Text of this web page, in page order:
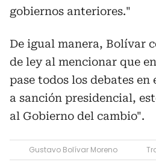
gobiernos anteriores."
De igual manera, Bolívar
de ley al mencionar que
pase todos los debates en
a sanción presidencial,
al Gobierno del cambio".
Gustavo Bolívar Moreno